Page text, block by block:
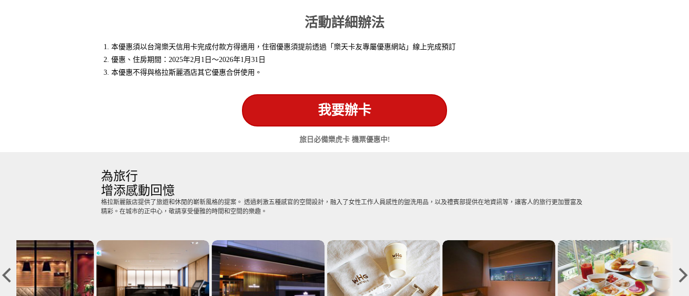
活動詳細辦法
本優惠須以台灣樂天信用卡完成付款方得適用，住宿優惠須提前透過「樂天卡友專屬優惠網站」線上完成預訂
優惠、住房期間：2025年2月1日～2026年1月31日
本優惠不得與格拉斯麗酒店其它優惠合併使用。
我要辦卡
旅日必備樂虎卡 機票優惠中!
為旅行
增添感動回憶
格拉斯麗飯店提供了旅遊和休閒的嶄新風格的提案。 透過刺激五種感官的空間設計，融入了女性工作人員感性的盥洗用品，以及禮賓部提供在地資訊等，讓客人的旅行更加豐富及
精彩。在城市的正中心，敬請享受優雅的時間和空間的樂趣。